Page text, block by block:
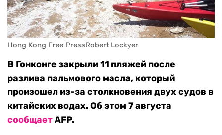
Hong Kong Free PressRobert Lockyer
В Гонконге закрыли 11 пляжей после
разлива пальмового масла, который
произошел из-за столкновения двух судов в
китайских водах. Об этом 7 августа
сообщаетAFP.